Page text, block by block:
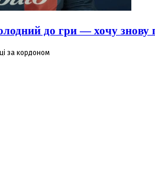
до гри — хочу знову
за кордоном